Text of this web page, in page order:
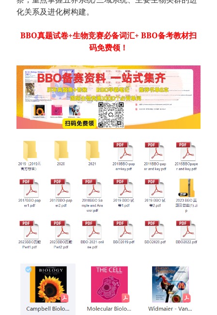
化关系及进化树构建。
BBO真题试卷+生物竞赛必备词汇+ BBO备考教材扫
码免费领！